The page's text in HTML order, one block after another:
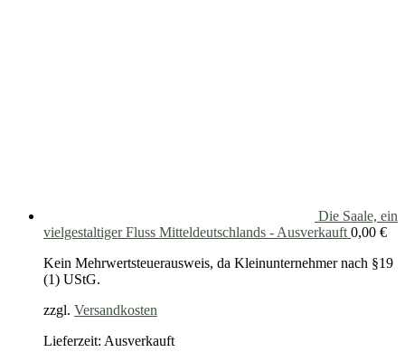
Die Saale, ein
vielgestaltiger Fluss Mitteldeutschlands - Ausverkauft 0,00 €
Kein Mehrwertsteuerausweis, da Kleinunternehmer nach §19
(1) UStG.
zzgl. Versandkosten
Lieferzeit: Ausverkauft